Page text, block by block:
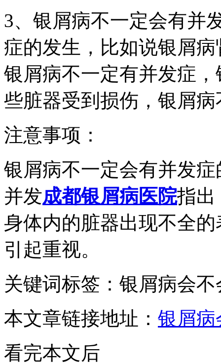
3、银屑病不一定会有并
症的发生，比如说银屑
银屑病不一定有并发症
些脏器受到损伤，银屑
注意事项：
银屑病不一定会有并发
并发成都银屑病医院指出
身体内的脏器出现不全
引起重视。
关键词标签：银屑病会
本文章链接地址： 银屑病
看完本文后